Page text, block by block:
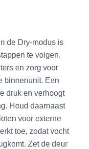
de Dry-modus is
te volgen.
en zorg voor
binnenunit. Een
druk en verhoogt
Houd daarnaast
voor externe
toe, zodat vocht
Zet de deur